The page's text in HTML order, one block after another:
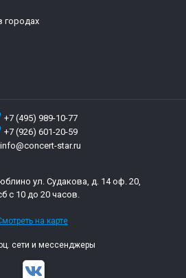
городах
+7 (495) 989-10-77
+7 (926) 601-20-59
info@concert-star.ru
ул. Судакова, д. 14 оф. 20,
с 10 до 20 часов.
на карте
сети и мессенджеры